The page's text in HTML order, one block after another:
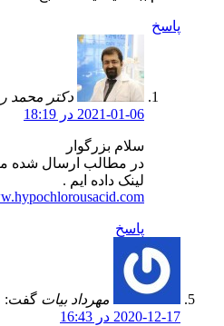
پاسخ
دکتر محمد
2021-01-06 در 18:19
سلام بزرگوار
در مطالب ارسال شده
لینک داده ایم .
پاسخ
مهرداد بیات گفت:
2020-12-17 در 16:43